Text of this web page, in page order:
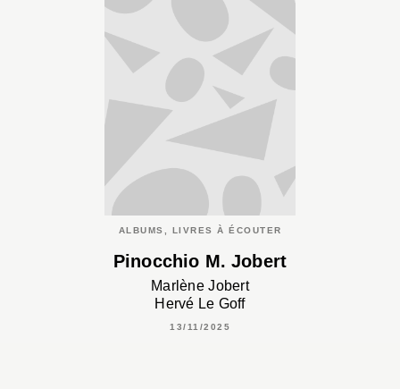
ALBUMS, LIVRES À ÉCOUTER
Pinocchio M. Jobert
Marlène Jobert
Hervé Le Goff
13/11/2025